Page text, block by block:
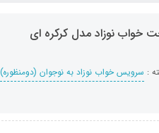
خواب نوزاد مدل کرکره ای
: سرویس خواب نوزاد به نوجوان (دومنظوره)